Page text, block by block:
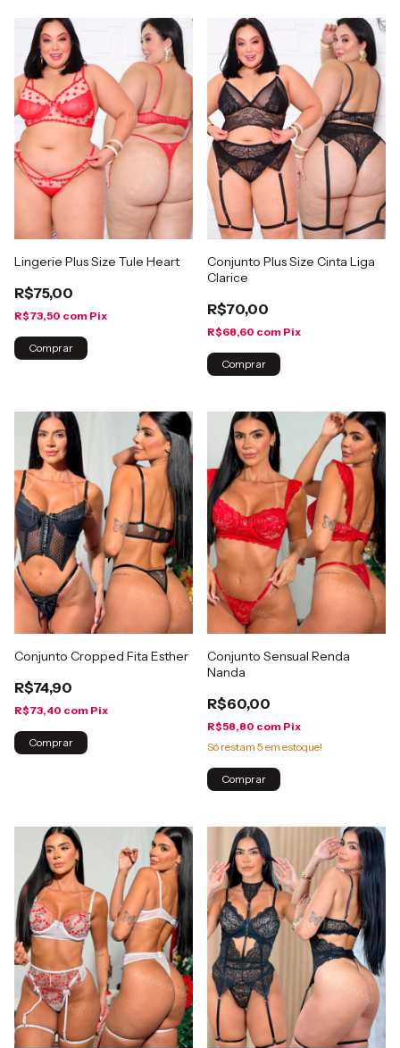
Lingerie Plus Size Tule Heart
R$75,00
R$73,50 com Pix
Comprar
Conjunto Plus Size Cinta Liga
Clarice
R$70,00
R$68,60 com Pix
Comprar
Conjunto Cropped Fita Esther
R$74,90
R$73,40 com Pix
Comprar
Conjunto Sensual Renda
Nanda
R$60,00
R$58,80 com Pix
Só restam 5 em estoque!
Comprar